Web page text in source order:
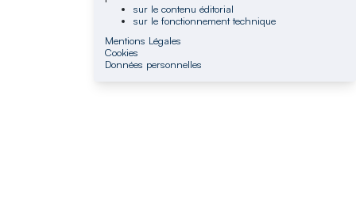
sur le contenu éditorial
sur le fonctionnement technique
Mentions Légales
Cookies
Données personnelles